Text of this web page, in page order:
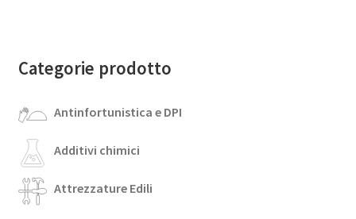
Categorie prodotto
Antinfortunistica e DPI
Additivi chimici
Attrezzature Edili